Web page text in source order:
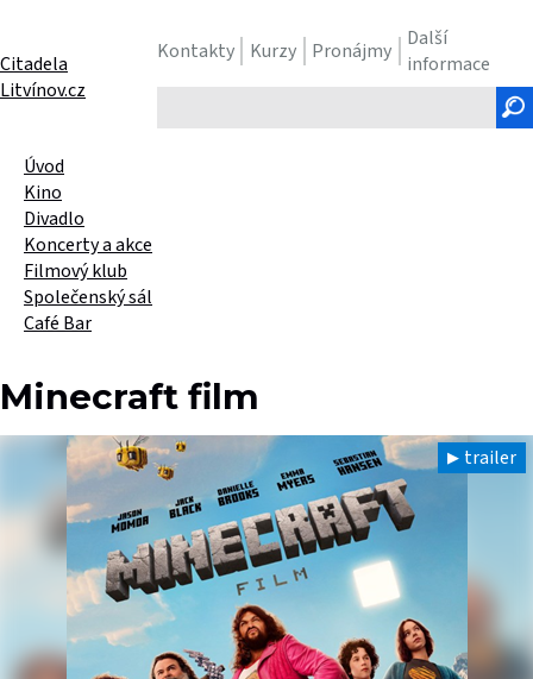
Kontakty Kurzy Pronájmy
Další
informace
text
Citadela
Litvínov.cz
Úvod
Kino
Divadlo
Koncerty a akce
Filmový klub
Společenský sál
Café Bar
Minecraft film
trailer